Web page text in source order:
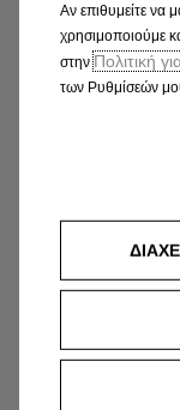
Αν επιθυμείτε να
χρησιμοποιούμε
στηνΠολιτική
των Ρυθμίσεών